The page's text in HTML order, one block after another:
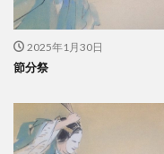
2025年1月30日
節分祭